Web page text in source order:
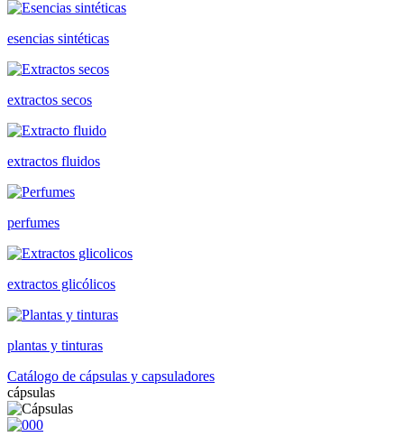
esencias sintéticas
extractos secos
extractos fluidos
perfumes
extractos glicólicos
plantas y tinturas
Catálogo de cápsulas y capsuladores
cápsulas